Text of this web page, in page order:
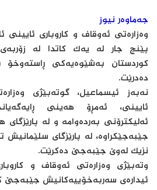
جەماوەر نیوز
وەزارەتی ئەوقاف و کاروباری ئایینی
پێنج جار لە یەک کاتدا لە
کوردستان بەشێوەیەکی ڕاستەوخۆ
دەدرێت.
نەبەز ئیسماعیل، گوتەبێژی
ئایینی، ئەمڕۆ هەینی
ئەلیکترۆنی بەردەوامە و لە
جێبەجێکراوە، لە پارێزگای سلێمانیش
نزیک لەوێ جێبەجێ دەکرێت.
وتەبێژی وەزارەتی ئەوقاف و
ئیدارەی سەربەخۆییەکانیش جێبەجێ